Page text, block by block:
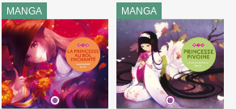
MANGA MANGA